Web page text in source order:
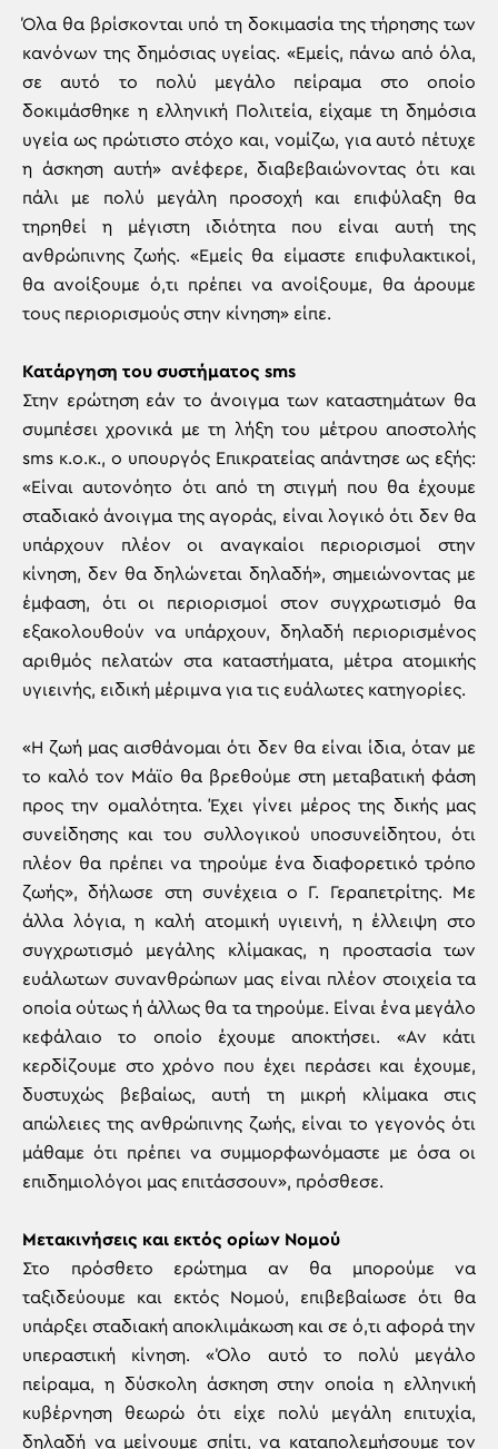
Όλα θα βρίσκονται υπό τη δοκιμασία της τήρησης των
κανόνων της δημόσιας υγείας. «Εμείς, πάνω από όλα,
σε αυτό το πολύ μεγάλο πείραμα στο οποίο
δοκιμάσθηκε η ελληνική Πολιτεία, είχαμε τη δημόσια
υγεία ως πρώτιστο στόχο και, νομίζω, για αυτό πέτυχε
η άσκηση αυτή» ανέφερε, διαβεβαιώνοντας ότι και
πάλι με πολύ μεγάλη προσοχή και επιφύλαξη θα
τηρηθεί η μέγιστη ιδιότητα που είναι αυτή της
ανθρώπινης ζωής. «Εμείς θα είμαστε επιφυλακτικοί,
θα ανοίξουμε ό,τι πρέπει να ανοίξουμε, θα άρουμε
τους περιορισμούς στην κίνηση» είπε.
Κατάργηση του συστήματος sms
Στην ερώτηση εάν το άνοιγμα των καταστημάτων θα
συμπέσει χρονικά με τη λήξη του μέτρου αποστολής
sms κ.ο.κ., ο υπουργός Επικρατείας απάντησε ως εξής:
«Είναι αυτονόητο ότι από τη στιγμή που θα έχουμε
σταδιακό άνοιγμα της αγοράς, είναι λογικό ότι δεν θα
υπάρχουν πλέον οι αναγκαίοι περιορισμοί στην
κίνηση, δεν θα δηλώνεται δηλαδή», σημειώνοντας με
έμφαση, ότι οι περιορισμοί στον συγχρωτισμό θα
εξακολουθούν να υπάρχουν, δηλαδή περιορισμένος
αριθμός πελατών στα καταστήματα, μέτρα ατομικής
υγιεινής, ειδική μέριμνα για τις ευάλωτες κατηγορίες.
«Η ζωή μας αισθάνομαι ότι δεν θα είναι ίδια, όταν με
το καλό τον Μάϊο θα βρεθούμε στη μεταβατική φάση
προς την ομαλότητα. Έχει γίνει μέρος της δικής μας
συνείδησης και του συλλογικού υποσυνείδητου, ότι
πλέον θα πρέπει να τηρούμε ένα διαφορετικό τρόπο
ζωής», δήλωσε στη συνέχεια ο Γ. Γεραπετρίτης. Με
άλλα λόγια, η καλή ατομική υγιεινή, η έλλειψη στο
συγχρωτισμό μεγάλης κλίμακας, η προστασία των
ευάλωτων συνανθρώπων μας είναι πλέον στοιχεία τα
οποία ούτως ή άλλως θα τα τηρούμε. Είναι ένα μεγάλο
κεφάλαιο το οποίο έχουμε αποκτήσει. «Αν κάτι
κερδίζουμε στο χρόνο που έχει περάσει και έχουμε,
δυστυχώς βεβαίως, αυτή τη μικρή κλίμακα στις
απώλειες της ανθρώπινης ζωής, είναι το γεγονός ότι
μάθαμε ότι πρέπει να συμμορφωνόμαστε με όσα οι
επιδημιολόγοι μας επιτάσσουν», πρόσθεσε.
Μετακινήσεις και εκτός ορίων Νομού
Στο πρόσθετο ερώτημα αν θα μπορούμε να
ταξιδεύουμε και εκτός Νομού, επιβεβαίωσε ότι θα
υπάρξει σταδιακή αποκλιμάκωση και σε ό,τι αφορά την
υπεραστική κίνηση. «Όλο αυτό το πολύ μεγάλο
πείραμα, η δύσκολη άσκηση στην οποία η ελληνική
κυβέρνηση θεωρώ ότι είχε πολύ μεγάλη επιτυχία,
δηλαδή να μείνουμε σπίτι, να καταπολεμήσουμε τον